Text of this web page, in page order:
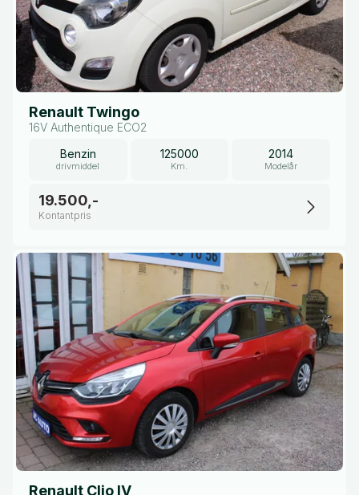
Renault Twingo
16V Authentique ECO2
Benzin
drivmiddel
125000
Km.
2014
Modelår
19.500,-
Kontantpris
Renault Clio IV